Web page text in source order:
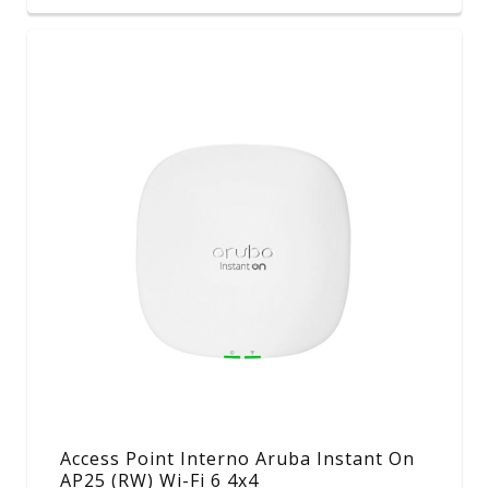
Access Point Interno Aruba Instant On
AP25 (RW) Wi-Fi 6 4x4